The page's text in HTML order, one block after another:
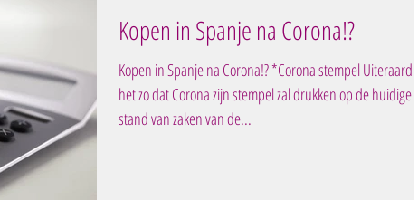
Kopen in Spanje na Corona!?
Kopen in Spanje na Corona!? *Corona stempel Uiteraard is
het zo dat Corona zijn stempel zal drukken op de huidige
stand van zaken van de...